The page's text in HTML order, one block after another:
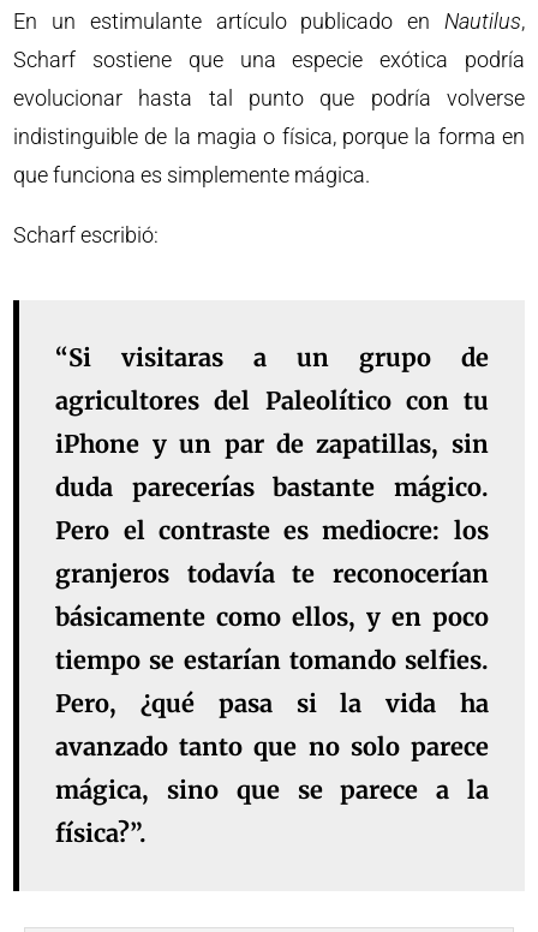
En un estimulante artículo publicado en Nautilus,
Scharf sostiene que una especie exótica podría
evolucionar hasta tal punto que podría volverse
indistinguible de la magia o física, porque la forma en
que funciona es simplemente mágica.
Scharf escribió:
“Si visitaras a un grupo de
agricultores del Paleolítico con tu
iPhone y un par de zapatillas, sin
duda parecerías bastante mágico.
Pero el contraste es mediocre: los
granjeros todavía te reconocerían
básicamente como ellos, y en poco
tiempo se estarían tomando selfies.
Pero, ¿qué pasa si la vida ha
avanzado tanto que no solo parece
mágica, sino que se parece a la
física?”.